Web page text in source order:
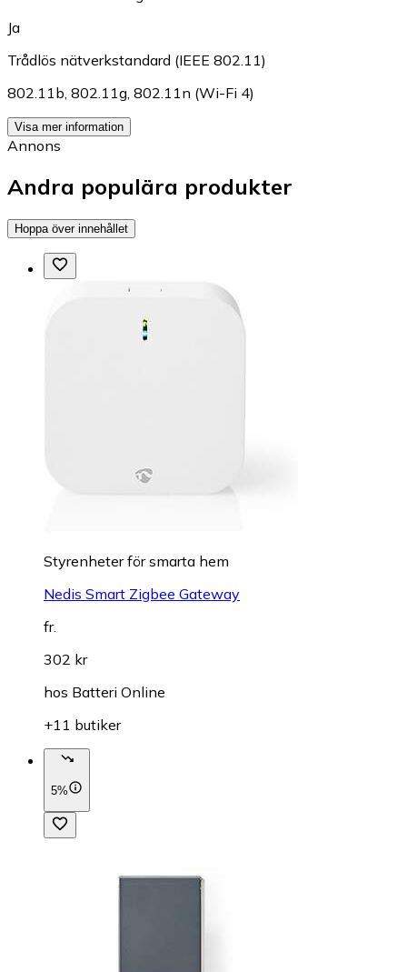
Ja
Trådlös nätverkstandard (IEEE 802.11)
802.11b 802.11g 802.11n (Wi-Fi 4)
Visa mer information
Annons
Andra populära produkter
Hoppa över innehållet
Styrenheter för smarta hem
Nedis Smart Zigbee Gateway
fr.
302 kr
hos Batteri Online
+11 butiker
5%